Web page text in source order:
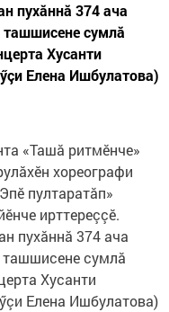
пухăннă 374 ача
ташшисене сумлă
Хусанти
Елена Ишбулатова)
«Ташă ритмӗнче»
хореографи
пултаратăп»
ирттереççӗ.
пухăннă 374 ача
ташшисене сумлă
Хусанти
Елена Ишбулатова)